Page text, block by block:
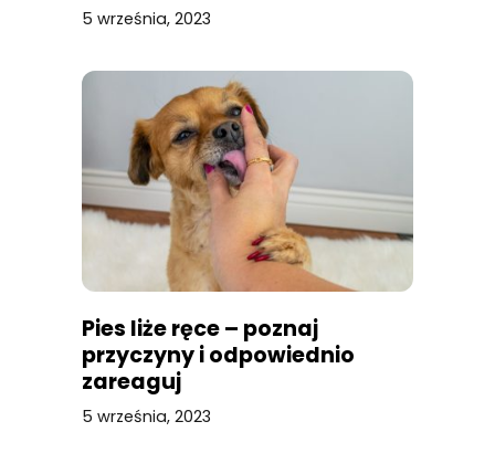
5 września, 2023
Pies liże ręce – poznaj
przyczyny i odpowiednio
zareaguj
5 września, 2023